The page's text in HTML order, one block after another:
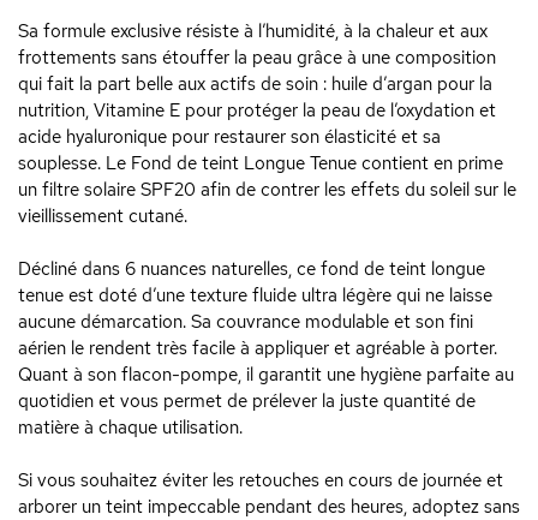
Sa formule exclusive résiste à l’humidité, à la chaleur et aux
frottements sans étouffer la peau grâce à une composition
qui fait la part belle aux actifs de soin : huile d’argan pour la
nutrition, Vitamine E pour protéger la peau de l’oxydation et
acide hyaluronique pour restaurer son élasticité et sa
souplesse. Le Fond de teint Longue Tenue contient en prime
un filtre solaire SPF20 afin de contrer les effets du soleil sur le
vieillissement cutané.
Décliné dans 6 nuances naturelles, ce fond de teint longue
tenue est doté d’une texture fluide ultra légère qui ne laisse
aucune démarcation. Sa couvrance modulable et son fini
aérien le rendent très facile à appliquer et agréable à porter.
Quant à son flacon-pompe, il garantit une hygiène parfaite au
quotidien et vous permet de prélever la juste quantité de
matière à chaque utilisation.
Si vous souhaitez éviter les retouches en cours de journée et
arborer un teint impeccable pendant des heures, adoptez sans